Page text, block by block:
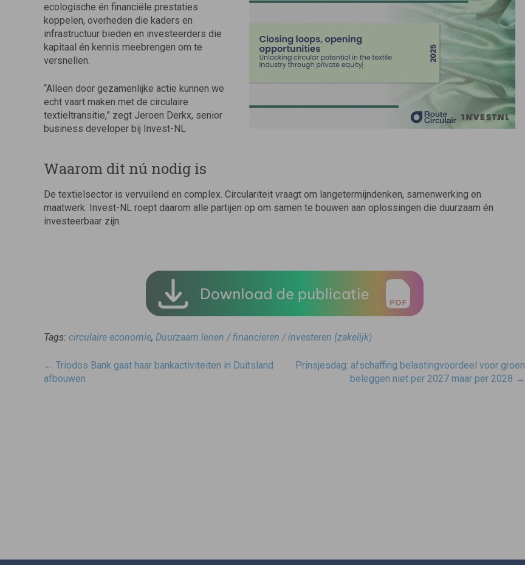
ecologische én financiële prestaties
koppelen, overheden die kaders en
infrastructuur bieden en investeerders die
kapitaal én kennis meebrengen om te
versnellen.
“Alleen door gezamenlijke actie kunnen we
echt vaart maken met de circulaire
textieltransitie,” zegt Jeroen Derkx, senior
business developer bij Invest-NL
Waarom dit nú nodig is
De textielsector is vervuilend en complex. Circulariteit vraagt om langetermijndenken, samenwerking en
maatwerk. Invest-NL roept daarom alle partijen op om samen te bouwen aan oplossingen die duurzaam én
investeerbaar zijn.
Tags: circulaire economie, Duurzaam lenen / financieren / investeren (zakelijk)
Post
navigatie
← Triodos Bank gaat haar bankactiviteiten in Duitsland
afbouwen
Prinsjesdag: afschaffing belastingvoordeel voor groen
beleggen niet per 2027 maar per 2028 →